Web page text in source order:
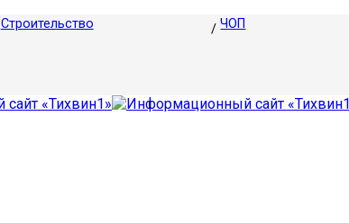
Строительство ЧОП